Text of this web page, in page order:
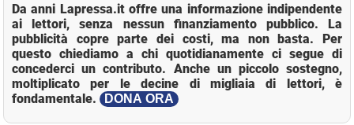
Da anni Lapressa.it offre una informazione indipendente
ai lettori, senza nessun finanziamento pubblico. La
pubblicità copre parte dei costi, ma non basta. Per
questo chiediamo a chi quotidianamente ci segue di
concederci un contributo. Anche un piccolo sostegno,
moltiplicato per le decine di migliaia di lettori, è
fondamentale.
DONA ORA